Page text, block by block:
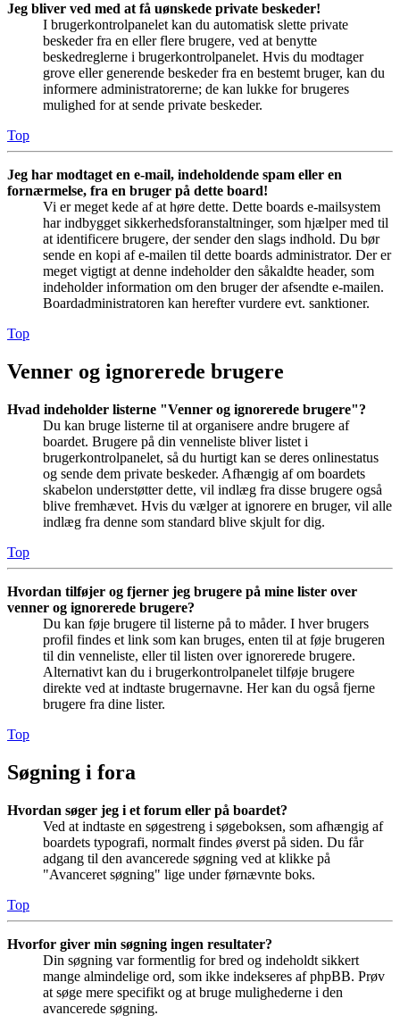
Jeg bliver ved med at få uønskede private beskeder!
I brugerkontrolpanelet kan du automatisk slette private
beskeder fra en eller flere brugere, ved at benytte
beskedreglerne i brugerkontrolpanelet. Hvis du modtager
grove eller generende beskeder fra en bestemt bruger, kan du
informere administratorerne; de kan lukke for brugeres
mulighed for at sende private beskeder.
Top
Jeg har modtaget en e-mail, indeholdende spam eller en
fornærmelse, fra en bruger på dette board!
Vi er meget kede af at høre dette. Dette boards e-mailsystem
har indbygget sikkerhedsforanstaltninger, som hjælper med til
at identificere brugere, der sender den slags indhold. Du bør
sende en kopi af e-mailen til dette boards administrator. Der er
meget vigtigt at denne indeholder den såkaldte header, som
indeholder information om den bruger der afsendte e-mailen.
Boardadministratoren kan herefter vurdere evt. sanktioner.
Top
Venner og ignorerede brugere
Hvad indeholder listerne "Venner og ignorerede brugere"?
Du kan bruge listerne til at organisere andre brugere af
boardet. Brugere på din venneliste bliver listet i
brugerkontrolpanelet, så du hurtigt kan se deres onlinestatus
og sende dem private beskeder. Afhængig af om boardets
skabelon understøtter dette, vil indlæg fra disse brugere også
blive fremhævet. Hvis du vælger at ignorere en bruger, vil alle
indlæg fra denne som standard blive skjult for dig.
Top
Hvordan tilføjer og fjerner jeg brugere på mine lister over
venner og ignorerede brugere?
Du kan føje brugere til listerne på to måder. I hver brugers
profil findes et link som kan bruges, enten til at føje brugeren
til din venneliste, eller til listen over ignorerede brugere.
Alternativt kan du i brugerkontrolpanelet tilføje brugere
direkte ved at indtaste brugernavne. Her kan du også fjerne
brugere fra dine lister.
Top
Søgning i fora
Hvordan søger jeg i et forum eller på boardet?
Ved at indtaste en søgestreng i søgeboksen, som afhængig af
boardets typografi, normalt findes øverst på siden. Du får
adgang til den avancerede søgning ved at klikke på
"Avanceret søgning" lige under førnævnte boks.
Top
Hvorfor giver min søgning ingen resultater?
Din søgning var formentlig for bred og indeholdt sikkert
mange almindelige ord, som ikke indekseres af phpBB. Prøv
at søge mere specifikt og at bruge mulighederne i den
avancerede søgning.